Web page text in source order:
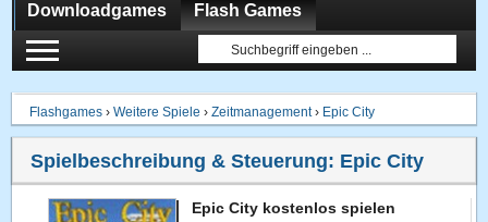
Downloadgames Flash Games
Flashgames ›Weitere Spiele ›Zeitmanagement› Epic City
Spielbeschreibung & Steuerung: Epic City
Epic City kostenlos spielen